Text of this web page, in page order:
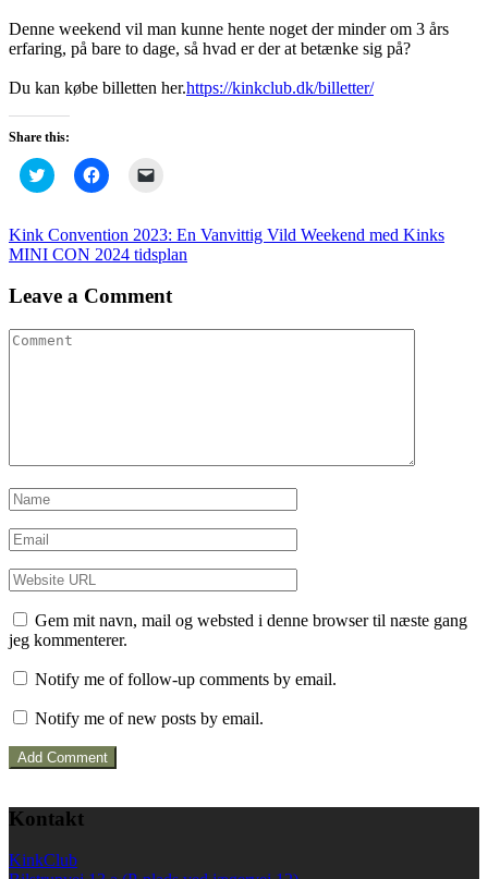
Denne weekend vil man kunne hente noget der minder om 3 års
erfaring, på bare to dage, så hvad er der at betænke sig på?
Du kan købe billetten her.https://kinkclub.dk/billetter/
Share this:
Click
to
Twitter
(Opens
in
window)
Click
to
Facebook
(Opens
in
link
to
a
in
window)
Kink Convention 2023: En Vanvittig Vild Weekend med Kinks
MINI CON 2024 tidsplan
Leave a Comment
Gem mit navn, mail og websted i denne browser til næste gang
jeg kommenterer.
Notify me of follow-up comments by email.
Notify me of new posts by email.
Kontakt
KinkClub